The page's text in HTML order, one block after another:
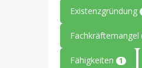
Existenzgründung
Fachkräftemangel
Fähigkeiten 1